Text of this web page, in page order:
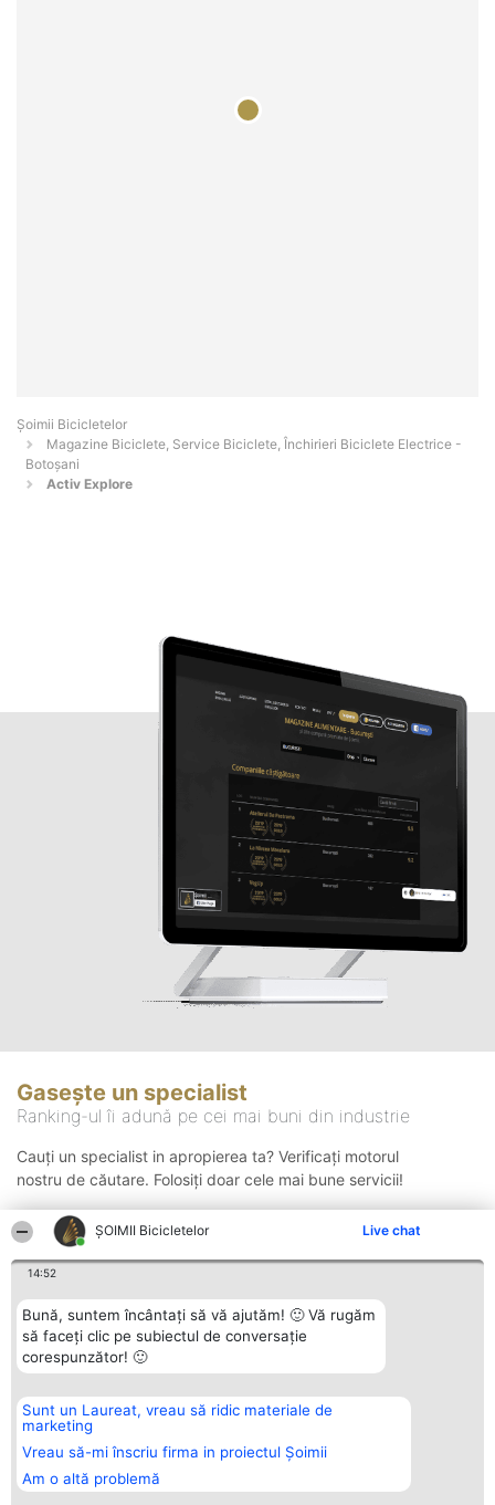
ȘOIMII Bicicletelor Live chat
14:52
Bună, suntem încântați să vă ajutăm! 🙂 Vă rugăm
să faceți clic pe subiectul de conversație
corespunzător! 🙂
Sunt un Laureat, vreau să ridic materiale de
marketing
Vreau să-mi înscriu firma in proiectul Șoimii
Am o altă problemă
Șoimii Bicicletelor
Magazine Biciclete, Service Biciclete, Închirieri Biciclete Electrice -
Botoşani
Activ Explore
Gasește un specialist
Ranking-ul îi adună pe cei mai buni din industrie
Cauți un specialist in apropierea ta? Verificați motorul
nostru de căutare. Folosiți doar cele mai bune servicii!
Organizator Ranking
BRIGHT SOLUTIONS BR SRL
Aleea Timisul De Sus 2 Bl. A30
Sc. A Et. 4 Ap. 13 Cod 061952
București
CUI 36737675
Plebiscyt
Lista Tuturor
Laureaților
Statut
Contact